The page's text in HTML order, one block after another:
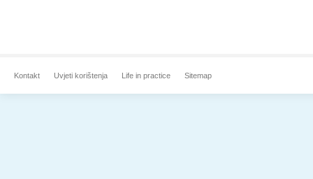
Kontakt Uvjeti korištenja Life in practice Sitemap